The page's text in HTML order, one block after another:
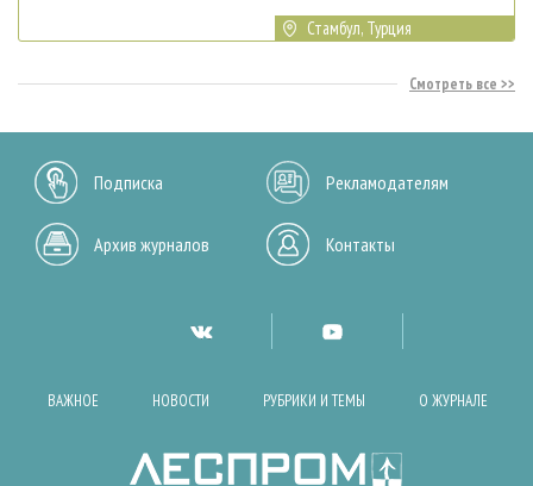
Стамбул, Турция
Смотреть все
Подписка Рекламодателям
Архив журналов Контакты
ВАЖНОЕ НОВОСТИ РУБРИКИ И ТЕМЫ О ЖУРНАЛЕ